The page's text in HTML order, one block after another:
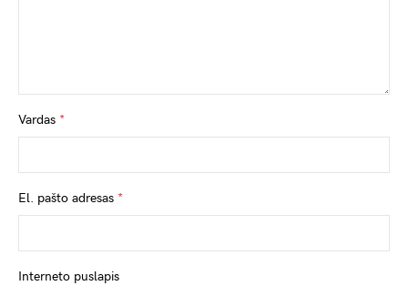
Vardas *
El. pašto adresas *
Interneto puslapis